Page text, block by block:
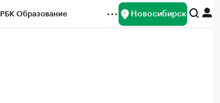
РБК Образование Новосибирск